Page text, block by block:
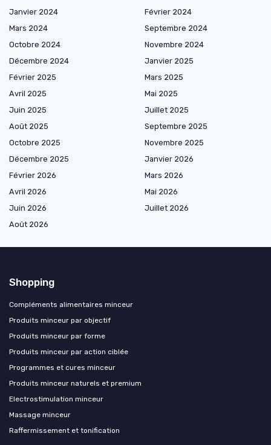
Janvier 2024
Février 2024
Mars 2024
Septembre 2024
Octobre 2024
Novembre 2024
Décembre 2024
Janvier 2025
Février 2025
Mars 2025
Avril 2025
Mai 2025
Juin 2025
Juillet 2025
Août 2025
Septembre 2025
Octobre 2025
Novembre 2025
Décembre 2025
Janvier 2026
Février 2026
Mars 2026
Avril 2026
Mai 2026
Juin 2026
Juillet 2026
Août 2026
Shopping
Compléments alimentaires minceur
Produits minceur par objectif
Produits minceur par forme
Produits minceur par action ciblée
Programmes et cures minceur
Produits minceur naturels et premium
Electrostimulation minceur
Massage minceur
Raffermissement et tonification